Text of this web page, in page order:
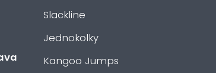
Slackline
Jednokolky
Kangoo Jumps